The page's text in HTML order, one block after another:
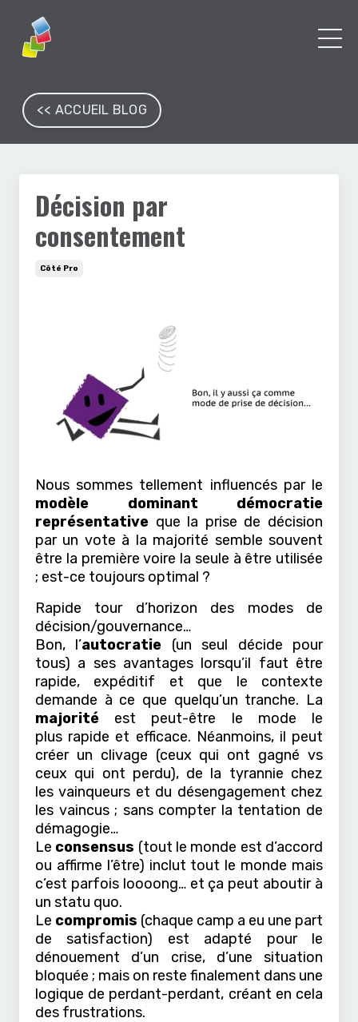
<< ACCUEIL BLOG
Décision par
consentement
Côté Pro
Nous sommes tellement influencés par le
modèle dominant démocratie
représentative que la prise de décision
par un vote à la majorité semble souvent
être la première voire la seule à être utilisée
; est-ce toujours optimal ?
Rapide tour d’horizon des modes de
décision/gouvernance…
Bon, l’autocratie (un seul décide pour
tous) a ses avantages lorsqu’il faut être
rapide, expéditif et que le contexte
demande à ce que quelqu’un tranche. La
majorité est peut-être le mode le
plus rapide et efficace. Néanmoins, il peut
créer un clivage (ceux qui ont gagné vs
ceux qui ont perdu), de la tyrannie chez
les vainqueurs et du désengagement chez
les vaincus ; sans compter la tentation de
démagogie…
Le consensus (tout le monde est d’accord
ou affirme l’être) inclut tout le monde mais
c’est parfois loooong… et ça peut aboutir à
un statu quo.
Le compromis (chaque camp a eu une part
de satisfaction) est adapté pour le
dénouement d’un crise, d’une situation
bloquée ; mais on reste finalement dans une
logique de perdant-perdant, créant en cela
des frustrations.